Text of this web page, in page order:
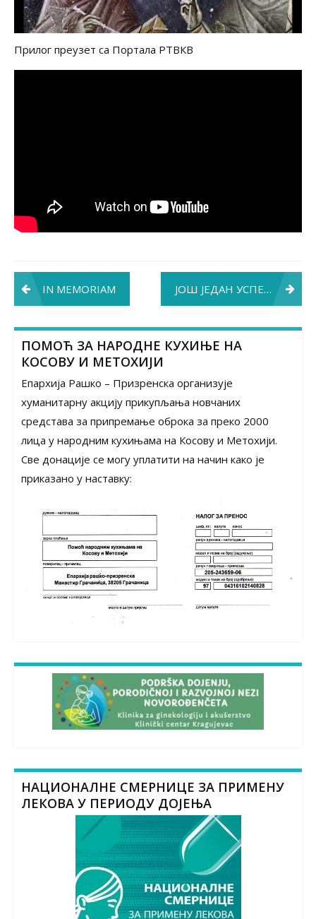
Прилог преузет са Портала РТВКВ
Post
navigation
IN MEMORIAM ЈОШ ЈЕДАН УСПЕХ СЕСТАРА КРАЉЕВА
ПОМОЋ ЗА НАРОДНЕ КУХИЊЕ НА
КОСОВУ И МЕТОХИЈИ
Епархија Рашко – Призренска организује
хуманитарну акцију прикупљања новчаних
средстава за припремање оброка за преко 2000
лица у народним кухињама на Косову и Метохији.
Све донације се могу уплатити на начин како је
приказано у наставку:
НАЦИОНАЛНЕ СМЕРНИЦЕ ЗА ПРИМЕНУ
ЛЕКОВА У ПЕРИОДУ ДОЈЕЊА